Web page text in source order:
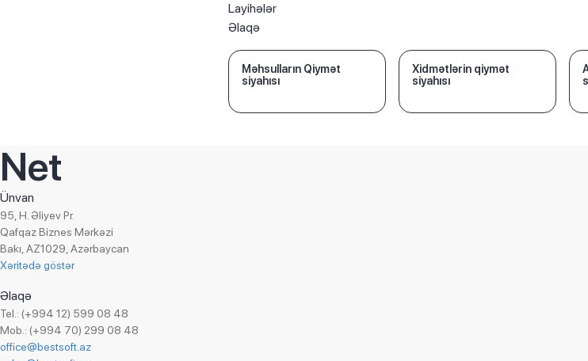
Layihələr
Əlaqə
Məhsulların Qiymət
siyahısı
Xidmətlərin qiymət
siyahısı
Net
Ünvan
95, H. Əliyev Pr.
Qafqaz Biznes Mərkəzi
Bakı, AZ1029, Azərbaycan
Xəritədə göstər
Əlaqə
Tel.: (+994 12) 599 08 48
Mob.: (+994 70) 299 08 48
office@bestsoft.az